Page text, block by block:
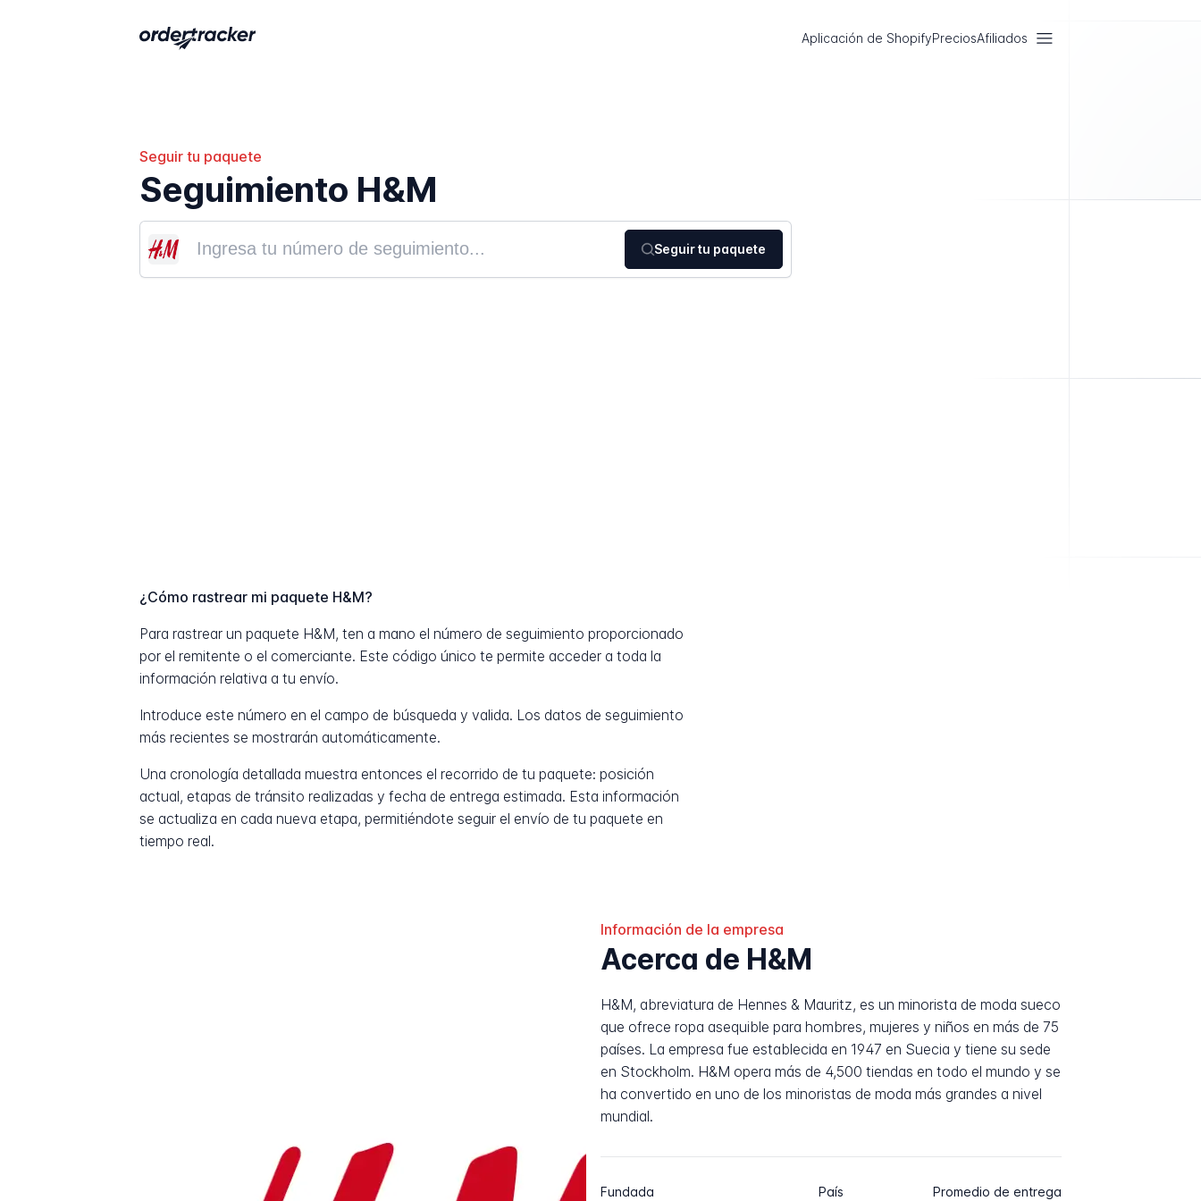
Aplicación de ShopifyPreciosAfiliados
Seguir tu paquete
Seguimiento H&M
Seguir tu paquete
¿Cómo rastrear mi paquete H&M?
Para rastrear un paquete H&M, ten a mano el número de seguimiento proporcionado
por el remitente o el comerciante. Este código único te permite acceder a toda la
información relativa a tu envío.
Introduce este número en el campo de búsqueda y valida. Los datos de seguimiento
más recientes se mostrarán automáticamente.
Una cronología detallada muestra entonces el recorrido de tu paquete: posición
actual, etapas de tránsito realizadas y fecha de entrega estimada. Esta información
se actualiza en cada nueva etapa, permitiéndote seguir el envío de tu paquete en
tiempo real.
Información de la empresa
Acerca de H&M
H&M, abreviatura de Hennes & Mauritz, es un minorista de moda sueco
que ofrece ropa asequible para hombres, mujeres y niños en más de 75
países. La empresa fue establecida en 1947 en Suecia y tiene su sede
en Stockholm. H&M opera más de 4,500 tiendas en todo el mundo y se
ha convertido en uno de los minoristas de moda más grandes a nivel
mundial.
Fundada País Promedio de entrega